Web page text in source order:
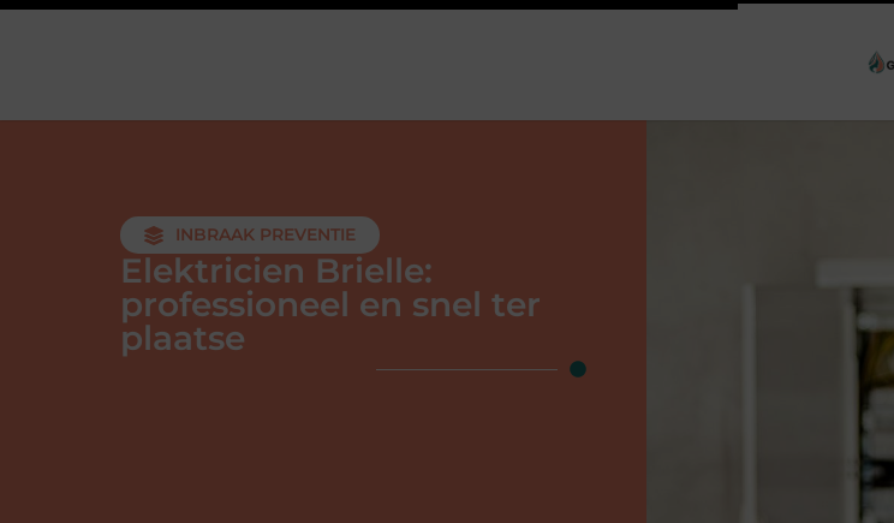
INBRAAK PREVENTIE
Elektricien Brielle:
professioneel en snel ter
plaatse